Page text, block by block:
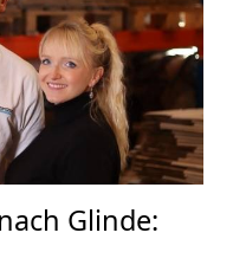
Glinde: